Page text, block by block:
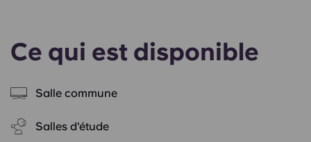
Ce qui est disponible
Salle commune
Salles d'étude